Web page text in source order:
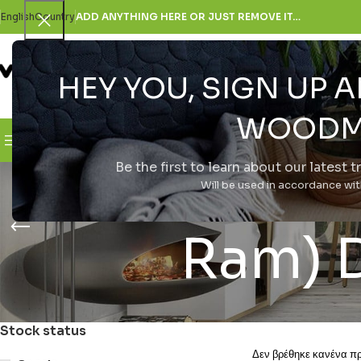
HEY YOU, SIGN UP
Be the first to learn about our latest
Will be used in accordance
EnglishCountryADD ANYTHING HERE OR JUST REMOVE IT…
SELECT CATEGORY
Browse Categories H Εταιρεία
Realme
Ram)
Stock status
Δεν βρέθηκε κανένα